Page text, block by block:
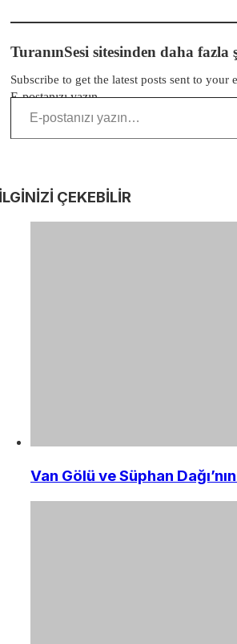
TuranınSesi sitesinden daha fazla
Subscribe to get the latest posts sent to your
E-postanızı yazın…
ÇEKEBİLİR
Van Gölü ve Süphan